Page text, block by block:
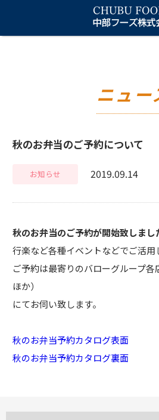
ニュー
秋のお弁当のご予約について
お知らせ 2019.09.14
秋のお弁当のご予約が開始致しまし
行楽など各種イベントなどでご活用
ご予約は最寄りのバローグループ
ほか）
にてお伺い致します。
秋のお弁当予約カタログ表面
秋のお弁当予約カタログ裏面